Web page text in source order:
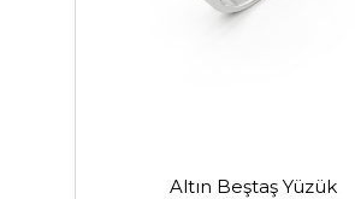
Altın Beştaş Yüzük